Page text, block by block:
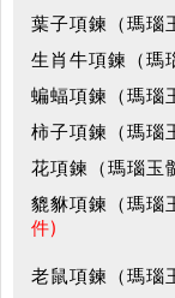
葉子項鍊（瑪瑙
生肖牛項鍊（瑪
蝙蝠項鍊（瑪瑙
柿子項鍊（瑪瑙
花項鍊（瑪瑙玉
貔貅項鍊（瑪瑙
件)
老鼠項鍊（瑪瑙